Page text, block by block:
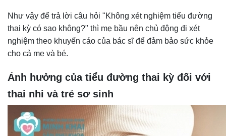
Như vậy để trả lời câu hỏi "Không xét nghiệm tiểu đường
thai kỳ có sao không?" thì mẹ bầu nên chủ động đi xét
nghiệm theo khuyến cáo của bác sĩ để đảm bảo sức khỏe
cho cả mẹ và bé.
Ảnh hưởng của tiểu đường thai kỳ đối với
thai nhi và trẻ sơ sinh